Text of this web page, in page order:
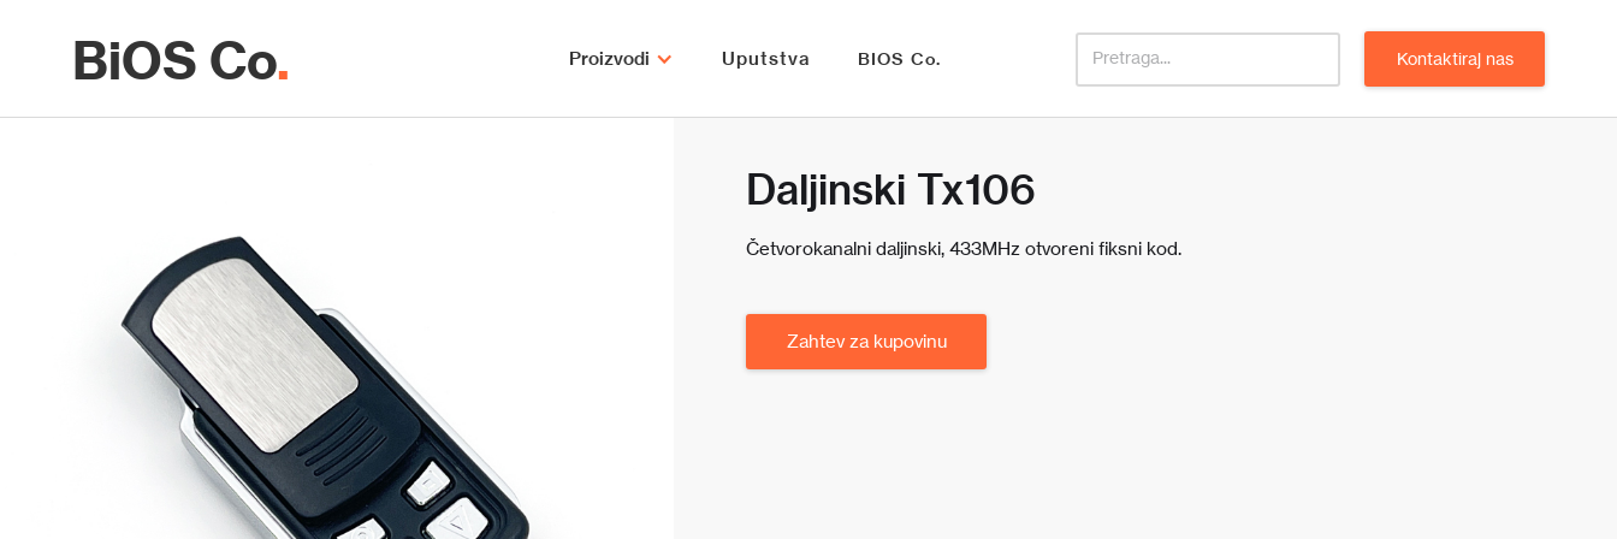
BiOS Co. Proizvodi Uputstva BIOS Co. Kontaktiraj nas
Daljinski Tx106
Četvorokanalni daljinski, 433MHz otvoreni fiksni kod.
Zahtev za kupovinu